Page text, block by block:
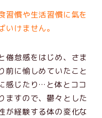
習慣や生活習慣に氣を
けません。
倦怠感をはじめ、さま
前に愉しめていたこと
感じたり…と体とココ
ますので、鬱々とした
が経験する体の変化な